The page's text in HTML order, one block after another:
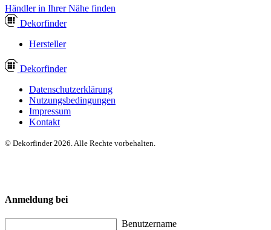
Händler in Ihrer Nähe finden
Dekorfinder
Hersteller
Dekorfinder
Datenschutzerklärung
Nutzungsbedingungen
Impressum
Kontakt
© Dekorfinder 2026. Alle Rechte vorbehalten.
Anmeldung bei
Benutzername